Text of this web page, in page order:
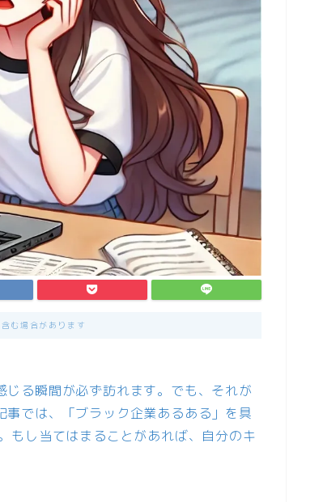
む場合があります
る瞬間が必ず訪れます。でも、それが
事では、「ブラック企業あるある」を具
もし当てはまることがあれば、自分のキ